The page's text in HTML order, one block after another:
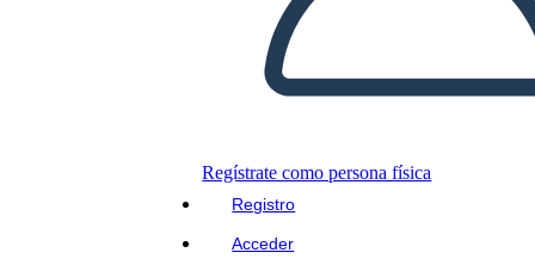
Regístrate como persona física
Registro
Acceder